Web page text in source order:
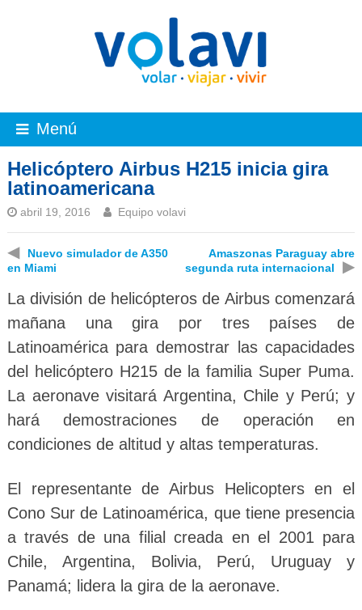
Menú
Helicóptero Airbus H215 inicia gira
latinoamericana
abril 19, 2016 Equipo volavi
◀
Nuevo simulador de A350
en Miami
Amaszonas Paraguay abre
segunda ruta internacional
▶
La división de helicópteros de Airbus comenzará
mañana una gira por tres países de
Latinoamérica para demostrar las capacidades
del helicóptero H215 de la familia Super Puma.
La aeronave visitará Argentina, Chile y Perú; y
hará demostraciones de operación en
condiciones de altitud y altas temperaturas.
El representante de Airbus Helicopters en el
Cono Sur de Latinoamérica, que tiene presencia
a través de una filial creada en el 2001 para
Chile, Argentina, Bolivia, Perú, Uruguay y
Panamá; lidera la gira de la aeronave.